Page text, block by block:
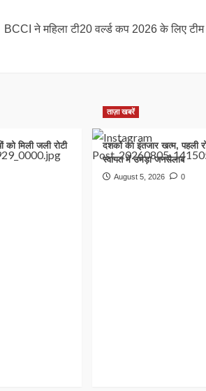
BCCI ने महिला टी20 वर्ल्ड कप 2026 के लिए टीम
को मिली जली रोटी
ताज़ा खबरें
दशकों का इंतजार खत्म, पहली
स्वागत में उमड़ा जनसैलाब
August 5, 2026 0